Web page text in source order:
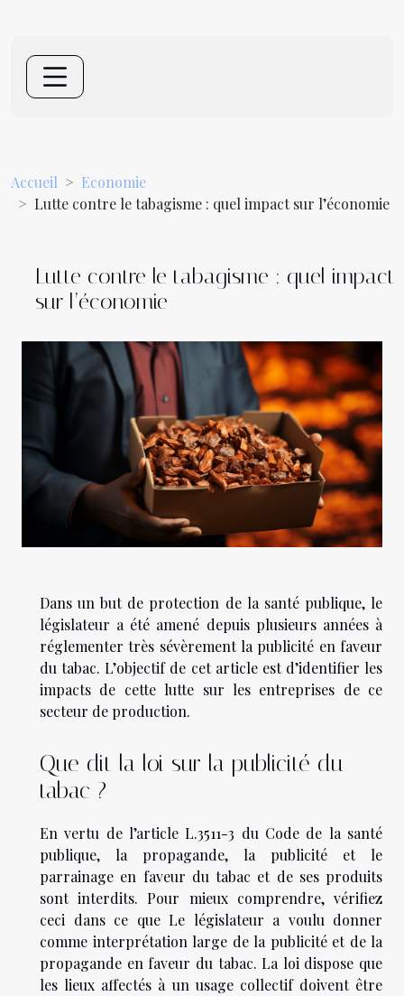
Accueil
Economie
Lutte contre le tabagisme : quel impact sur l’économie
Lutte contre le tabagisme : quel impact
sur l’économie
Dans un but de protection de la santé publique, le
législateur a été amené depuis plusieurs années à
réglementer très sévèrement la publicité en faveur
du tabac. L’objectif de cet article est d’identifier les
impacts de cette lutte sur les entreprises de ce
secteur de production.
Que dit la loi sur la publicité du
tabac ?
En vertu de l’article L.3511-3 du Code de la santé
publique, la propagande, la publicité et le
parrainage en faveur du tabac et de ses produits
sont interdits. Pour mieux comprendre, vérifiez
ceci dans ce que Le législateur a voulu donner
comme interprétation large de la publicité et de la
propagande en faveur du tabac. La loi dispose que
les lieux affectés à un usage collectif doivent être